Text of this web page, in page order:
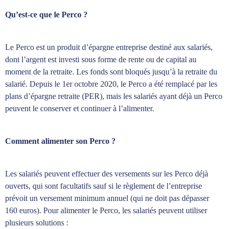
Qu’est-ce que le Perco ?
Le Perco est un produit d’épargne entreprise destiné aux salariés,
dont l’argent est investi sous forme de rente ou de capital au
moment de la retraite. Les fonds sont bloqués jusqu’à la retraite du
salarié. Depuis le 1er octobre 2020, le Perco a été remplacé par les
plans d’épargne retraite (PER), mais les salariés ayant déjà un Perco
peuvent le conserver et continuer à l’alimenter.
Comment alimenter son Perco ?
Les salariés peuvent effectuer des versements sur les Perco déjà
ouverts, qui sont facultatifs sauf si le règlement de l’entreprise
prévoit un versement minimum annuel (qui ne doit pas dépasser
160 euros). Pour alimenter le Perco, les salariés peuvent utiliser
plusieurs solutions :